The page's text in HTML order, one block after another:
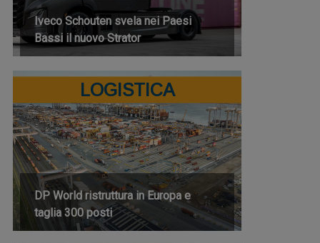
Iveco Schouten svela nei Paesi
Bassi il nuovo Strator
LOGISTICA
DP World ristruttura in Europa e
taglia 300 posti